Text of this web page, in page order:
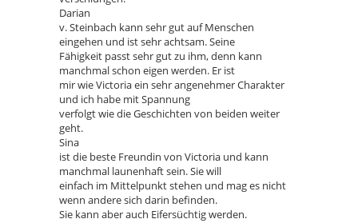
Darian
v. Steinbach kann sehr gut auf Menschen
eingehen und ist sehr achtsam. Seine
Fähigkeit passt sehr gut zu ihm, denn kann
manchmal schon eigen werden. Er ist
mir wie Victoria ein sehr angenehmer Charakter
und ich habe mit Spannung
verfolgt wie die Geschichten von beiden weiter
geht.
Sina
ist die beste Freundin von Victoria und kann
manchmal launenhaft sein. Sie will
einfach im Mittelpunkt stehen und mag es nicht
wenn andere sich darin befinden.
Sie kann aber auch Eifersüchtig werden.